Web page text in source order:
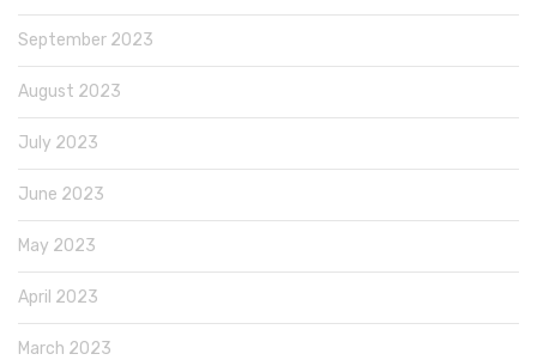
September 2023
August 2023
July 2023
June 2023
May 2023
April 2023
March 2023